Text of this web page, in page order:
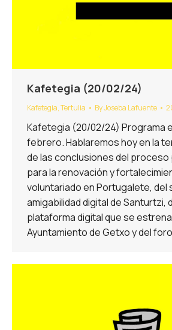
Kafetegia (20/02/24)
Kafetegia,Tertulia ByJoseba Lafuente
Kafetegia (20/02/24) Programa
febrero. Hablaremos hoy en la
de las conclusiones del
para la renovación y
voluntariado en Portugalete, del
amigabilidad digital de Santurtzi,
plataforma digital que se
Ayuntamiento de Getxo y del